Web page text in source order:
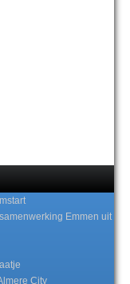
Emmen uit
City